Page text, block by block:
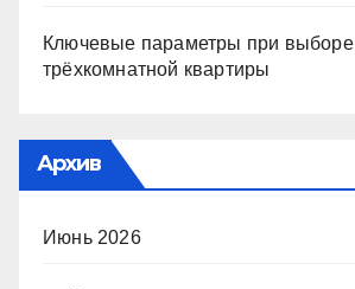
Ключевые параметры при выборе
трёхкомнатной квартиры
Архив
Июнь 2026